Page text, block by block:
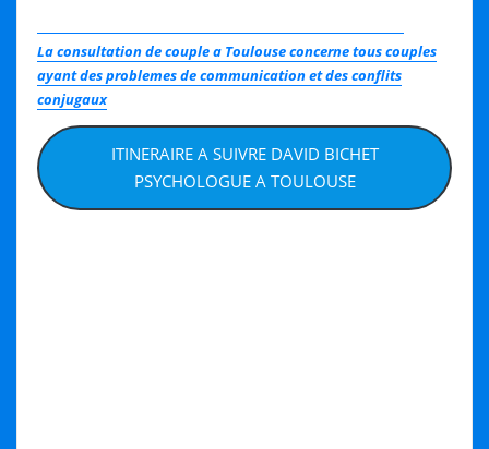
La consultation de couple a Toulouse concerne tous couples
ayant des problemes de communication et des conflits
conjugaux
ITINERAIRE A SUIVRE DAVID BICHET
PSYCHOLOGUE A TOULOUSE